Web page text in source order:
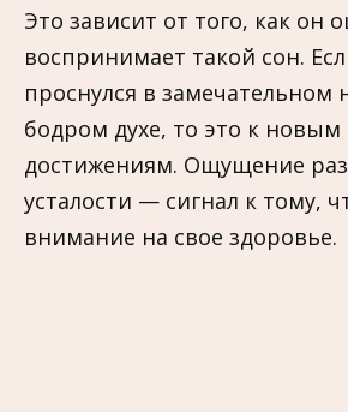
Это зависит от того, как он
воспринимает такой сон.
проснулся в замечательном
бодром духе, то это к
достижениям. Ощущение
усталости — сигнал к тому,
внимание на своe здоровье.